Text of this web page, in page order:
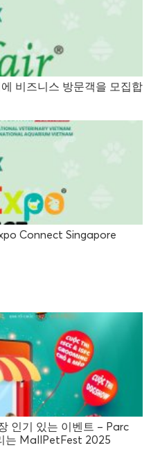
비즈니스 방문객을 모집합
Connect Singapore
인기 있는 이벤트 – Parc
는 MallPetFest 2025